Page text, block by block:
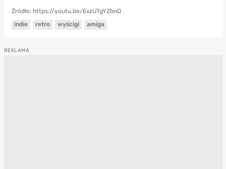
Źródło: https://youtu.be/ExzUTgYZbnQ
indie
retro wyścigi amiga